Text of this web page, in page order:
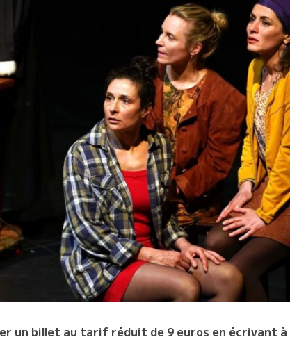
un billet au tarif réduit de 9 euros en écrivant à